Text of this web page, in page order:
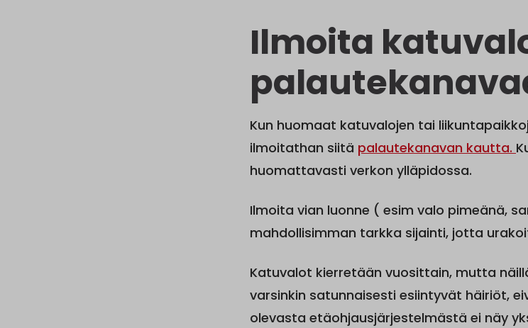
Ilmoita
Kun huomaat katuvalojen tai
ilmoitathan siitä palautekanavan kautta.
huomattavasti verkon ylläpidossa.
Ilmoita vian luonne ( esim valo pimeänä,
mahdollisimman tarkka sijainti, jotta
Katuvalot kierretään vuosittain, mutta
varsinkin satunnaisesti esiintyvät häiriöt,
olevasta etäohjausjärjestelmästä ei näy